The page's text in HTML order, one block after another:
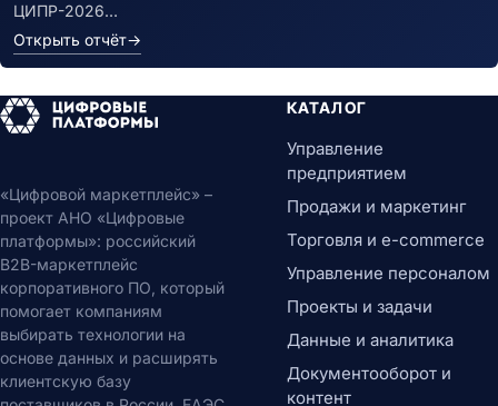
ЦИПР-2026…
Открыть отчёт→
«Цифровой маркетплейс» –
проект АНО «Цифровые
платформы»: российский
B2B-маркетплейс
корпоративного ПО, который
помогает компаниям
выбирать технологии на
основе данных и расширять
клиентскую базу
КАТАЛОГ
Управление
предприятием
Продажи и маркетинг
Торговля и e-commerce
Управление персоналом
Проекты и задачи
Данные и аналитика
Документооборот и
контент